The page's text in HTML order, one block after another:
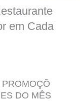
em Cada
PROMOÇÕ
ES DO MÊS